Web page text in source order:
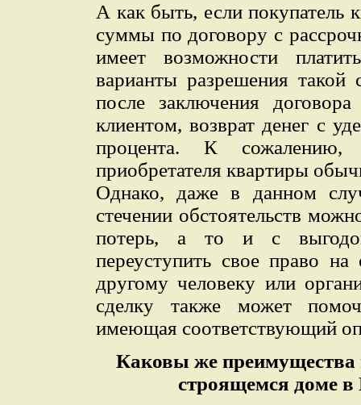
А как быть, если покупатель
суммы по договору с
имеет возможности
варианты разрешения такой
после заключения
клиентом, возврат денег с
процента. К сожалению,
приобретателя квартиры
Однако, даже в данном
стечении обстоятельств
потерь, а то и с
переуступить свое право
другому человеку или
сделку также может
имеющая соответствующий
Каковы же
строящемся доме в